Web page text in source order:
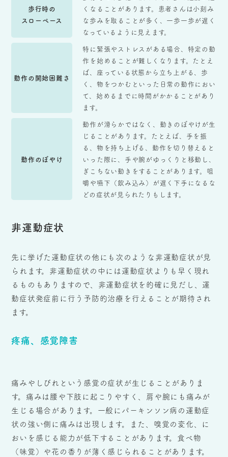
歩行時の
スローペース
くなることがあります。患者さんは小刻み
な歩みを取ることが多く、一歩一歩が遅く
なっているように見えます。
動作の開始困難さ
特に緊張やストレスがある場合、特定の動
作を始めることが難しくなります。たとえ
ば、座っている状態から立ち上がる、歩
く、物をつかむといった日常の動作におい
て、始めるまでに時間がかかることがあり
ます。
動作のぼやけ
動作が滑らかではなく、動きのぼやけが生
じることがあります。たとえば、手を振
る、物を持ち上げる、動作を切り替えると
いった際に、手や腕がゆっくりと移動し、
ぎこちない動きをすることがあります。咀
嚼や嚥下（飲み込み）が遅く下手になるな
どの症状が見られたりもします。
非運動症状
先に挙げた運動症状の他にも次のような非運動症状が見
られます。非運動症状の中には運動症状よりも早く現れ
るものもありますので、非運動症状を的確に見だし、運
動症状発症前に行う予防的治療を行えることが期待され
ます。
疼痛、感覚障害
痛みやしびれという感覚の症状が生じることがありま
す。痛みは腰や下肢に起こりやすく、肩や腕にも痛みが
生じる場合があります。一般にパーキンソン病の運動症
状の強い側に痛みは出現します。また、嗅覚の変化、に
おいを感じる能力が低下することがあります。食べ物
（味覚）や花の香りが薄く感じられることがあります。